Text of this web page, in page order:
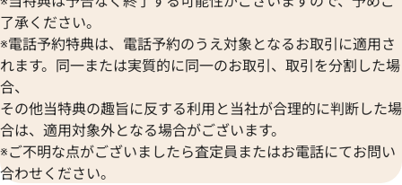
了承ください。
※電話予約特典は、電話予約のうえ対象となるお取引に適用さ
れます。同一または実質的に同一のお取引、取引を分割した場
合、
その他当特典の趣旨に反する利用と当社が合理的に判断した場
合は、適用対象外となる場合がございます。
※ご不明な点がございましたら査定員またはお電話にてお問い
合わせください。